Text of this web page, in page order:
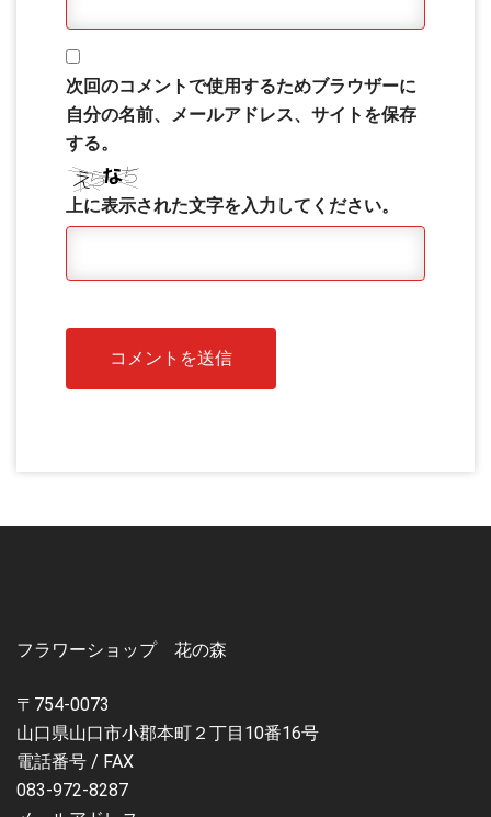
次回のコメントで使用するためブラウザーに
自分の名前、メールアドレス、サイトを保存
する。
上に表示された文字を入力してください。
フラワーショップ 花の森
〒754-0073
山口県山口市小郡本町２丁目10番16号
電話番号 / FAX
083-972-8287